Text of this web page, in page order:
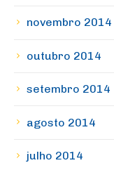
novembro 2014
outubro 2014
setembro 2014
agosto 2014
julho 2014